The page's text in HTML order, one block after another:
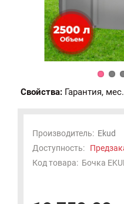
Свойства: Гарантия,
Производитель: Ekud
Доступность:
Код товара: Бочка